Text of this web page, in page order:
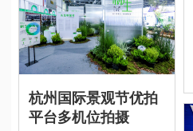
杭州国际景观节优拍
平台多机位拍摄